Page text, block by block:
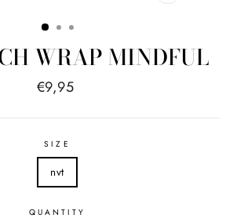
WRAP MINDFUL
Regular
€9,95
SIZE
nvt
QUANTITY